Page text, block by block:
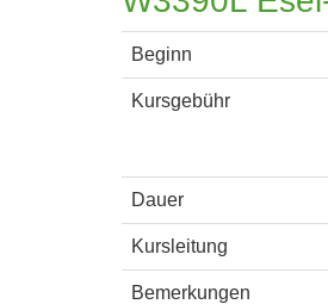
Beginn
Kursgebühr
Dauer
Kursleitung
Bemerkungen